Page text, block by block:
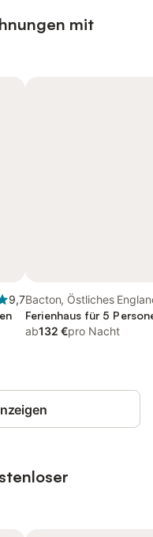
mit
9,7Bacton, Östliches
Ferienhaus für 5
ab132 €pro Nacht